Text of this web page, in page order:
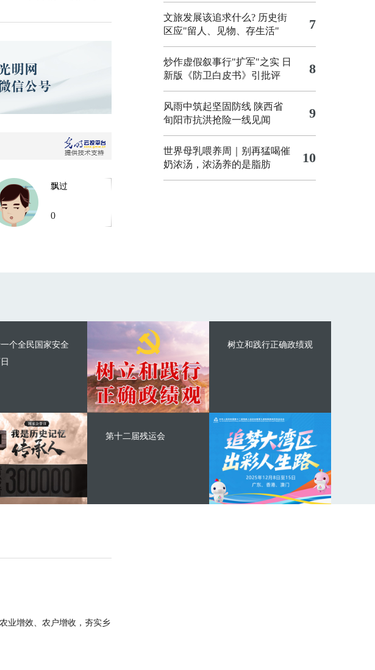
飘过
0
文旅发展该追求什么? 历史街
区应"留人、见物、存生活"
7
炒作虚假叙事行"扩军"之实 日
新版《防卫白皮书》引批评
8
风雨中筑起坚固防线 陕西省
旬阳市抗洪抢险一线见闻
9
世界母乳喂养周｜别再猛喝催
奶浓汤，浓汤养的是脂肪
10
个全民国家安全
树立和践行正确政绩观
第十二届残运会
业增效、农户增收，夯实乡